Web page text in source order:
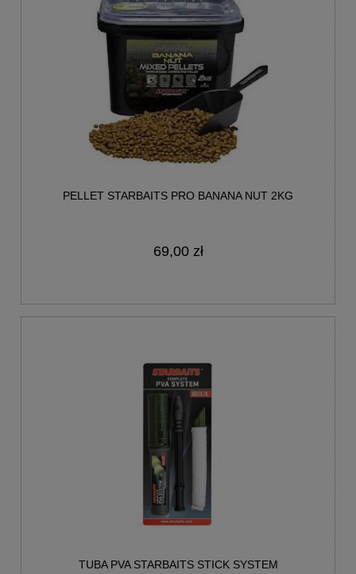
PELLET STARBAITS PRO BANANA NUT 2KG
69,00 zł
TUBA PVA STARBAITS STICK SYSTEM